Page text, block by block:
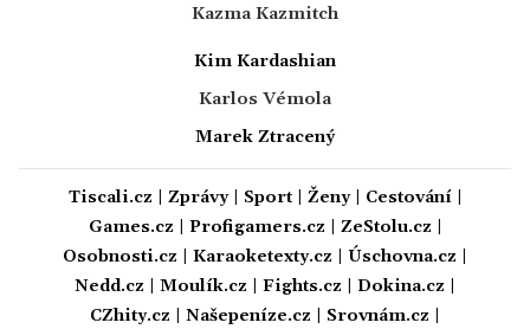
Kazma Kazmitch
Kim Kardashian
Karlos Vémola
Marek Ztracený
Tiscali.cz Zprávy| Sport| Ženy| Cestování|
Games.cz
Profigamers.cz ZeStolu.cz
Osobnosti.cz
Karaoketexty.cz Úschovna.cz
Nedd.cz
Moulík.cz Fights.cz Dokina.cz
CZhity.cz
Našepeníze.cz Srovnám.cz